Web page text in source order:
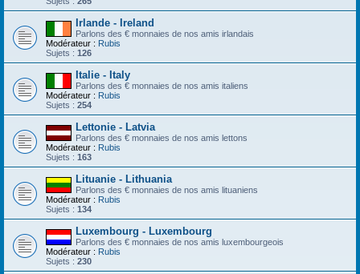
Irlande - Ireland
Parlons des € monnaies de nos amis irlandais
Modérateur : Rubis
Sujets : 126
Italie - Italy
Parlons des € monnaies de nos amis italiens
Modérateur : Rubis
Sujets : 254
Lettonie - Latvia
Parlons des € monnaies de nos amis lettons
Modérateur : Rubis
Sujets : 163
Lituanie - Lithuania
Parlons des € monnaies de nos amis lituaniens
Modérateur : Rubis
Sujets : 134
Luxembourg - Luxembourg
Parlons des € monnaies de nos amis luxembourgeois
Modérateur : Rubis
Sujets : 230